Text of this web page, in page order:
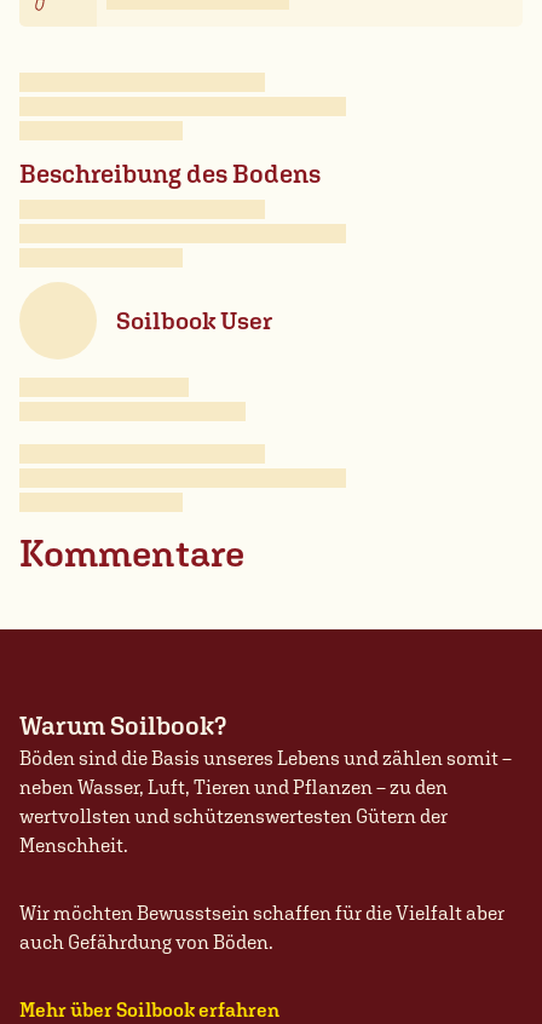
Beschreibung des Bodens
Soilbook User
Kommentare
Warum Soilbook?
Böden sind die Basis unseres Lebens und zählen somit –
neben Wasser, Luft, Tieren und Pflanzen – zu den
wertvollsten und schützenswertesten Gütern der
Menschheit.
Wir möchten Bewusstsein schaffen für die Vielfalt aber
auch Gefährdung von Böden.
Mehr über Soilbook erfahren